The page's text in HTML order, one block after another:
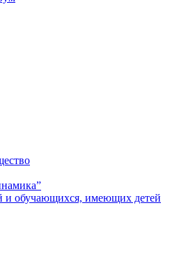
и обучающихся, имеющих детей